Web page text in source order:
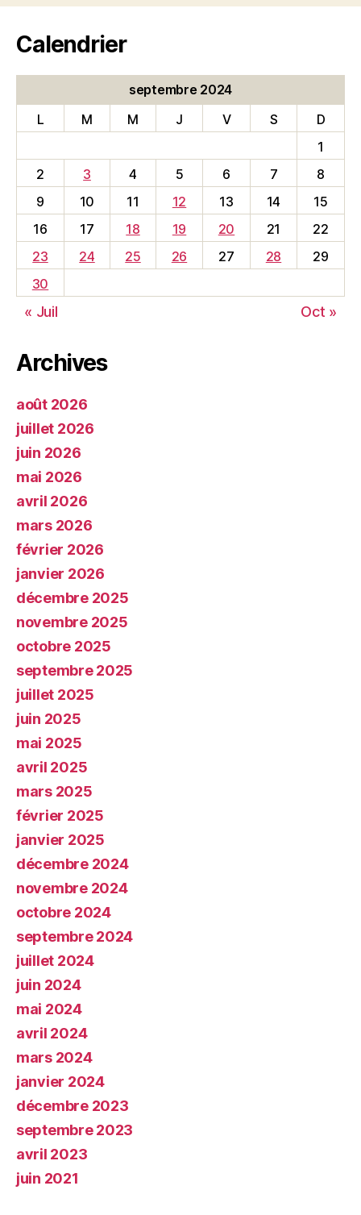
Calendrier
septembre 2024
L
M M J V S
D
1
2
3 4 5 6 7
8
9
10 11 12 13 14
15
16
17 18 19 20 21
22
23
24 25 26 27 28
29
30
« Juil Oct »
Archives
août 2026
juillet 2026
juin 2026
mai 2026
avril 2026
mars 2026
février 2026
janvier 2026
décembre 2025
novembre 2025
octobre 2025
septembre 2025
juillet 2025
juin 2025
mai 2025
avril 2025
mars 2025
février 2025
janvier 2025
décembre 2024
novembre 2024
octobre 2024
septembre 2024
juillet 2024
juin 2024
mai 2024
avril 2024
mars 2024
janvier 2024
décembre 2023
septembre 2023
avril 2023
juin 2021